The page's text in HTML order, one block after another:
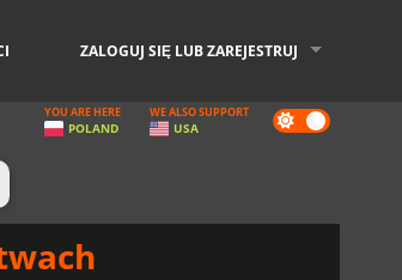
ZALOGUJ SIĘ LUB ZAREJESTRUJ
Dark
mode
YOU ARE HERE
POLAND
WE ALSO SUPPORT
USA